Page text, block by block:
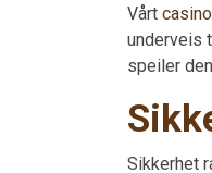
Vårt
underveis
speiler
Sikkerhet